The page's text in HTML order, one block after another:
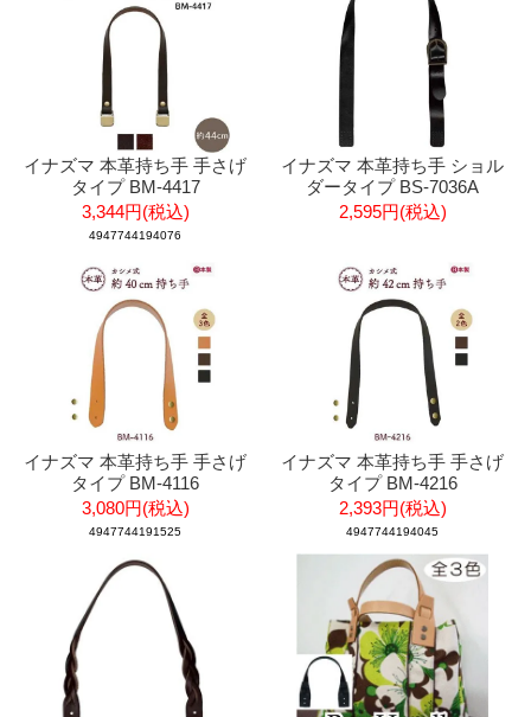
イナズマ 本革持ち手 手さげ
タイプ BM-4417
3,344円(税込)
4947744194076
イナズマ 本革持ち手 ショル
ダータイプ BS-7036A
2,595円(税込)
イナズマ 本革持ち手 手さげ
タイプ BM-4116
3,080円(税込)
4947744191525
イナズマ 本革持ち手 手さげ
タイプ BM-4216
2,393円(税込)
4947744194045